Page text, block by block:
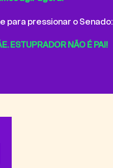
para pressionar o Senado:
ESTUPRADOR NÃO É PAI!